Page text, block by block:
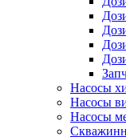
Насосы
Насосы
Насосы